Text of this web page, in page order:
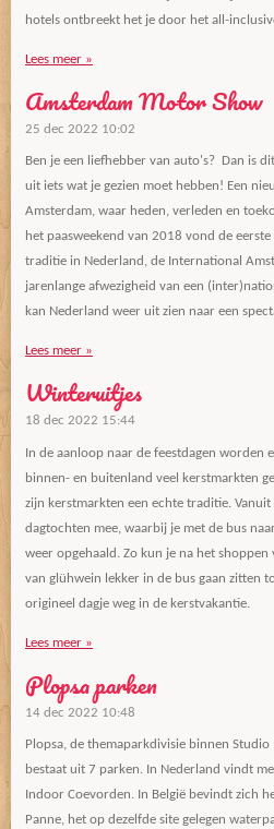
hotels ontbreekt het je door het all-
Lees meer »
Amsterdam Motor Show
25 dec 2022 10:02
Ben je een liefhebber van auto's? Dan is
uit iets wat je gezien moet hebben! Een
Amsterdam, waar heden, verleden en
het paasweekend van 2018 vond de
traditie in Nederland, de International
jarenlange afwezigheid van een
kan Nederland weer uit zien naar een
Lees meer »
Winteruitjes
18 dec 2022 15:44
In de aanloop naar de feestdagen worden
binnen- en buitenland veel kerstmarkten
zijn kerstmarkten een echte traditie.
dagtochten mee, waarbij je met de bus
weer opgehaald. Zo kun je na het
van glühwein lekker in de bus gaan zitten
origineel dagje weg in de kerstvakantie.
Lees meer »
Plopsa parken
14 dec 2022 10:48
Plopsa, de themaparkdivisie binnen Studio
bestaat uit 7 parken. In Nederland vindt
Indoor Coevorden. In België bevindt zich
Panne, het op dezelfde site gelegen